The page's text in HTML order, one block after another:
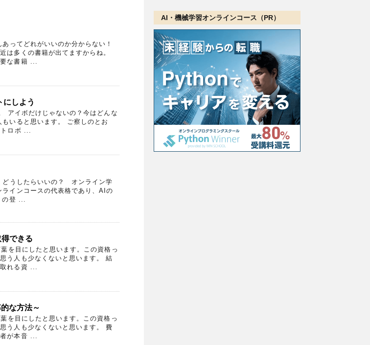
ってどれがいいのか分からない！
は多くの書籍が出てますからね。
な書籍 ...
にしよう
アイボだけじゃないの？今はどんな
いると思います。 ご察しのとお
ロボ ...
うしたらいいの？ オンライン学
インコースの代表格であり、AIの
登 ...
できる
を目にしたと思います。この資格っ
う人も少なくないと思います。 結
れる資 ...
な方法～
を目にしたと思います。この資格っ
う人も少なくないと思います。 費
が本音 ...
AI・機械学習オンラインコース（PR）